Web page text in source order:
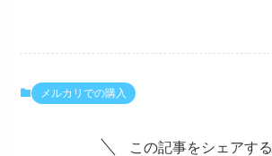
メルカリでの購入
この記事をシェアする